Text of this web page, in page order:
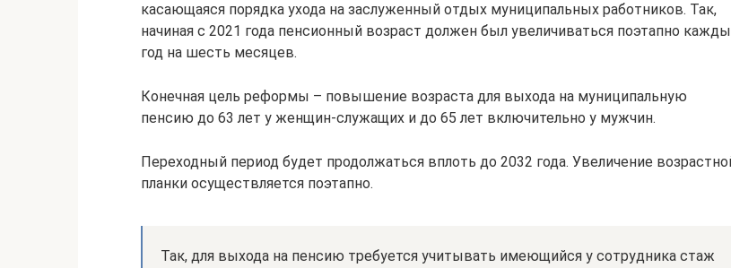
касающаяся порядка ухода на заслуженный отдых муниципальных работников. Так,
начиная с 2021 года пенсионный возраст должен был увеличиваться поэтапно
год на шесть месяцев.
Конечная цель реформы – повышение возраста для выхода на муниципальную
пенсию до 63 лет у женщин-служащих и до 65 лет включительно у мужчин.
Переходный период будет продолжаться вплоть до 2032 года. Увеличение
планки осуществляется поэтапно.
Так, для выхода на пенсию требуется учитывать имеющийся у сотрудника стаж